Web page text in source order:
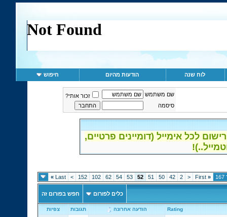
לוח שנה הודעות מהיום חיפוש
שם משתמש
זכור אותי?
סיסמה
לכל אימייל (דומיינים פרטיים,
«
First
<
2
42
50
51
52
53
54
62
102
152
>
Last
»
כלים לפורום חפש בפורום זה
Rating הודעה אחרונה תגובות צפיות